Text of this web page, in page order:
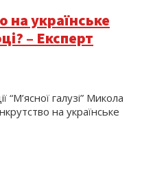
на українське
– Експерт
галузі” Микола
на українське